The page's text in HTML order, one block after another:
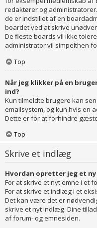
redaktører og
de er indstillet af en
boardet ved at skrive
De fleste boards vil ikke
administrator vil simpelthen
Top
Når jeg klikker på en
ind?
Kun tilmeldte brugere kan
emailsystem, og kun hvis en
Dette er for at forhindre
Top
Skrive et indlæg
Hvordan opretter jeg et
For at skrive et nyt emne i et
For at skrive et indlæg i et
Det kan være det er
skrive et nyt indlæg. Dine
af forum- og emnesiden.